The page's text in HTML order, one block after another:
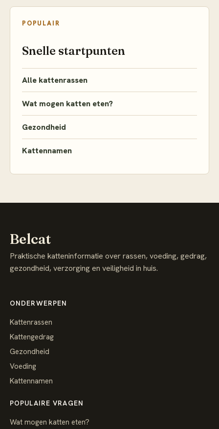
POPULAIR
Snelle startpunten
Alle kattenrassen
Wat mogen katten eten?
Gezondheid
Kattennamen
Belcat
Praktische katteninformatie over rassen, voeding, gedrag,
gezondheid, verzorging en veiligheid in huis.
ONDERWERPEN
Kattenrassen
Kattengedrag
Gezondheid
Voeding
Kattennamen
POPULAIRE VRAGEN
Wat mogen katten eten?